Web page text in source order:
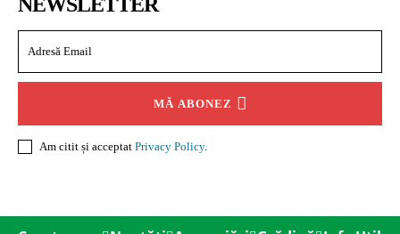
MĂ ABONEZ
Am citit și acceptat Privacy Policy.